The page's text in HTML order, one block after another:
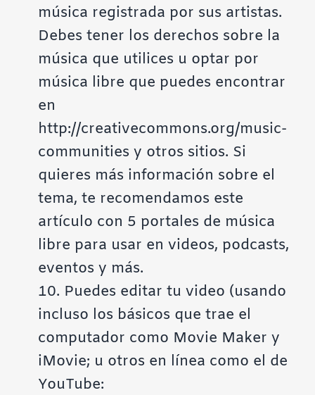
música registrada por sus artistas.
Debes tener los derechos sobre la
música que utilices u optar por
música libre que puedes encontrar
en
http://creativecommons.org/music-
communities y otros sitios. Si
quieres más información sobre el
tema, te recomendamos este
artículo con 5 portales de música
libre para usar en videos, podcasts,
eventos y más.
10. Puedes editar tu video (usando
incluso los básicos que trae el
computador como Movie Maker y
iMovie; u otros en línea como el de
YouTube: